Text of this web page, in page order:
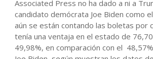
Associated Press no ha dado a ni a
candidato demócrata Joe Biden como
aún se están contando las boletas por
tenía una ventaja en el estado de
49,98%, en comparación con el